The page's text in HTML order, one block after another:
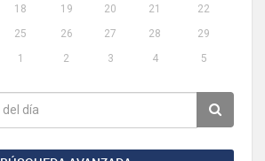
18 19 20 21
22
25 26 27 28
29
1 2 3 4 5